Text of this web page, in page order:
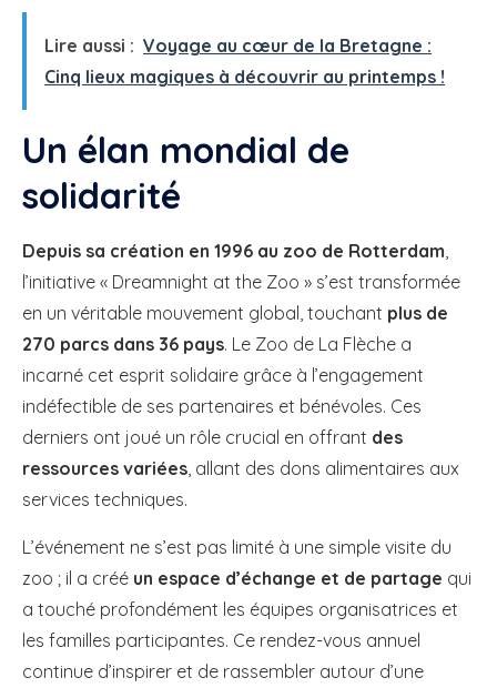
Lire aussi : Voyage au cœur de la Bretagne :
Cinq lieux magiques à découvrir au printemps !
Un élan mondial de
solidarité
Depuis sa création en 1996 au zoo de Rotterdam
l’initiative « Dreamnight at the Zoo » s’est transformée
en un véritable mouvement global, touchant plus de
270 parcs dans 36 pays. Le Zoo de La Flèche a
incarné cet esprit solidaire grâce à l’engagement
indéfectible de ses partenaires et bénévoles. Ces
derniers ont joué un rôle crucial en offrant des
ressources variées , allant des dons alimentaires aux
services techniques.
L’événement ne s’est pas limité à une simple visite du
zoo ; il a créé un espace d’échange et de partage qui
a touché profondément les équipes organisatrices et
les familles participantes. Ce rendez-vous annuel
continue d’inspirer et de rassembler autour d’une